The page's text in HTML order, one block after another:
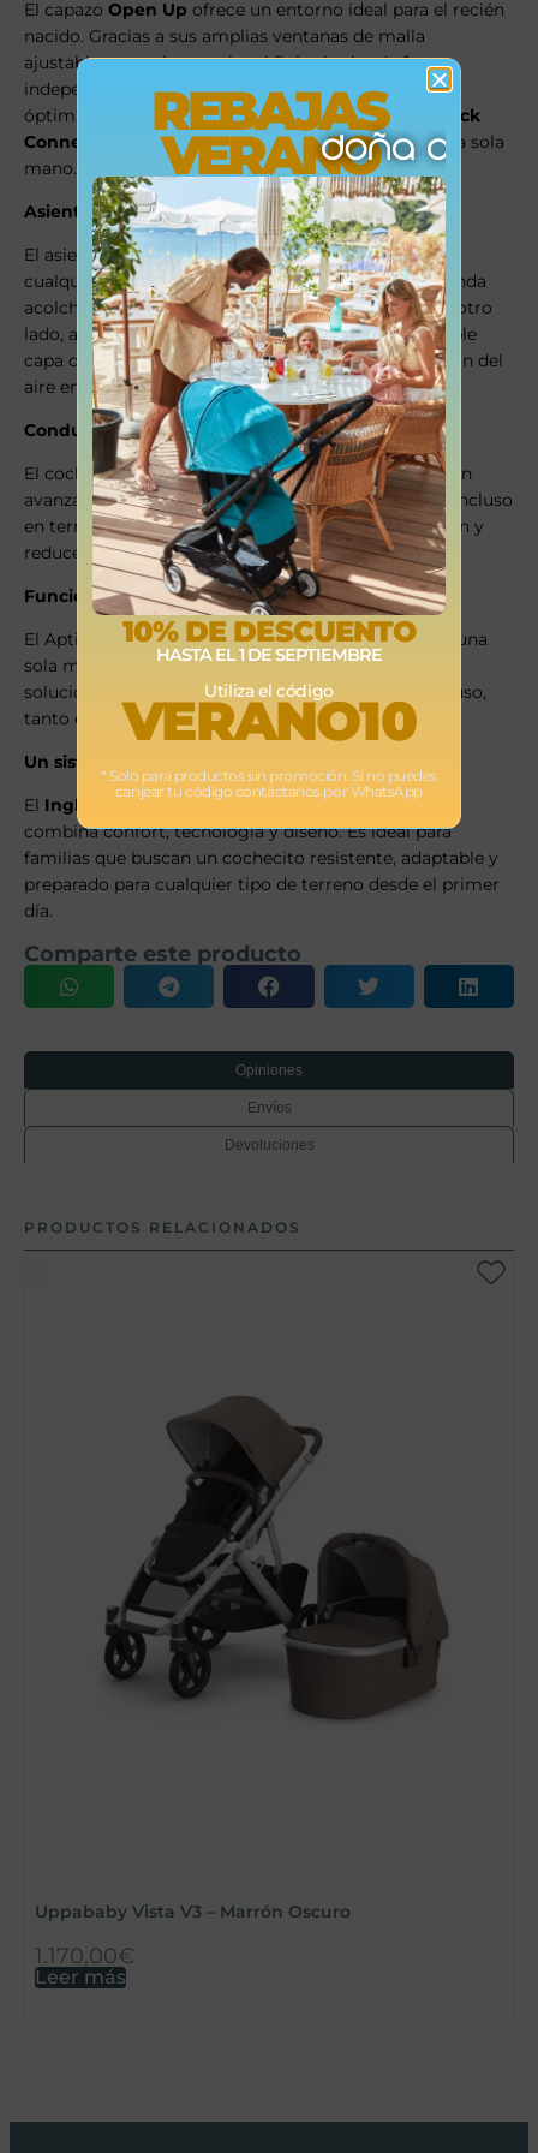
El capazo Open Up ofrece un entorno ideal para el recién
nacido. Gracias a sus amplias ventanas de malla
ajustables, permite regular el flujo de aire de forma
independiente. Por lo tanto, asegura una ventilación
óptima en cualquier clima. Incorpora el sistema
Quick
Connect
, que facilita abrir y cerrar la capota con una sola
mano.
Asiento cómodo para todas las estaciones
El asiento All Season está diseñado para adaptarse a
cualquier época del año. Por un lado, incluye una funda
acolchadaComfort Coverque protege del frío. Por otro
lado, al retirarla, se descubre una estructura con doble
capa de malla transpirable que favorece la circulación del
aire en verano.
Conducción suave y estable
El cochecito cuenta con ruedas grandes y suspensión
avanzada, lo que permite desplazarse con facilidad incluso
en terrenos irregulares. Su diseño facilita la dirección y
reduce el esfuerzo durante el paseo.
Funcionalidad y practicidad diaria
El Aptica XT se puede abrir y plegar fácilmente con una
sola mano, lo que simplifica su uso diario. Incorpora
soluciones prácticas que mejoran la experiencia de uso,
tanto en casa como en exteriores.
Un sistema completo desde el nacimiento
El Inglesina Aptica XTes una solución integral que
combina confort, tecnología y diseño. Es ideal para
familias que buscan un cochecito resistente, adaptable y
preparado para cualquier tipo de terreno desde el primer
día.
Comparte este producto
Opiniones
Envíos
Devoluciones
PRODUCTOS RELACIONADOS
Uppababy Vista V3 – Marrón Oscuro
1.170,00€
Leer más
REBAJAS
VERANO
10% DE DESCUENTO
HASTA EL 1 DE SEPTIEMBRE
Utiliza el código
VERANO10
* Solo para productos sin promoción. Si no puedes
canjear tu código contáctanos por WhatsApp